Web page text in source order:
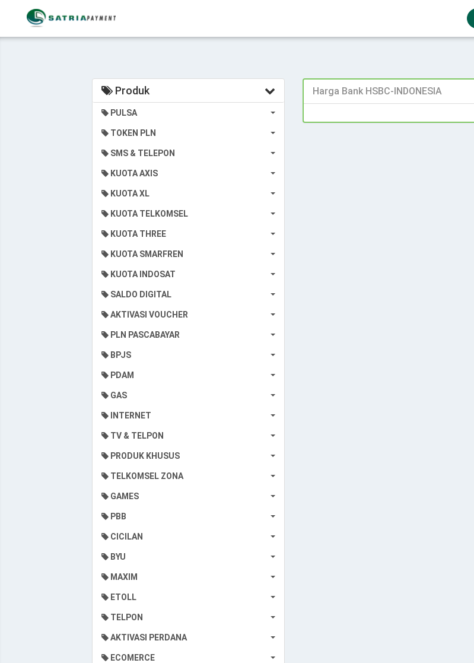
Produk
PULSA
TOKEN PLN
SMS & TELEPON
KUOTA AXIS
KUOTA XL
KUOTA TELKOMSEL
KUOTA THREE
KUOTA SMARFREN
KUOTA INDOSAT
SALDO DIGITAL
AKTIVASI VOUCHER
PLN PASCABAYAR
BPJS
PDAM
GAS
INTERNET
TV & TELPON
PRODUK KHUSUS
TELKOMSEL ZONA
GAMES
PBB
CICILAN
BYU
MAXIM
ETOLL
TELPON
AKTIVASI PERDANA
ECOMERCE
Harga Bank HSBC-INDONESIA